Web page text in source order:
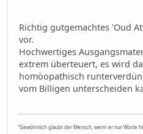
Richtig gutgemachtes 'Oud
vor.
Hochwertiges
extrem überteuert, es wird
homöopathisch
vom Billigen unterscheiden
"Gewöhnlich glaubt der Mensch, wenn er nur Worte